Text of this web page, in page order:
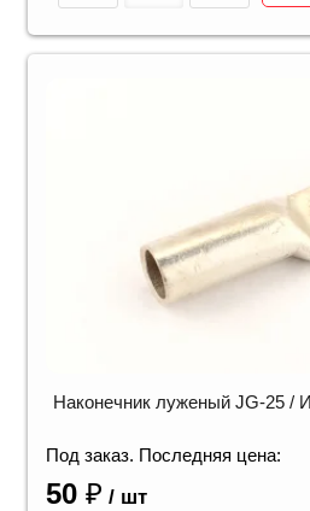
Наконечник луженый JG-25 /
Под заказ. Последняя цена:
50 ₽ / шт